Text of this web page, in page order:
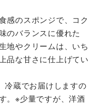
感のスポンジで、コク
のバランスに優れた
地やクリームは、いち
品な甘さに仕上げてい
冷蔵でお届けしますの
。※少量ですが、洋酒